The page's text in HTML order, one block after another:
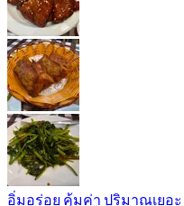
อิ่มอร่อย คุ้มค่า ปริมาณเยอ